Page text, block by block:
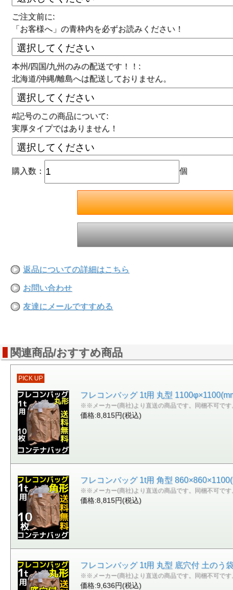
ご注文前に:
「お客様へ」の青枠内を必ずお読みください！
本州/四国/九州のみの配送です！！:
北海道/沖縄/離島へは配送しておりません。
#記号のこの商品について:
実厚タイプではありません！
購入数： 個
返品についての詳細はこちら
お問い合わせ
友達にメールですすめる
関連商品/おすすめ商品
PICK UP
フレコンバッグ 1t用 丸型
※※メーカー(商社)より直送の商品です。同梱不可です
価格:8,815円(税込)
フレコンバッグ 1t用 角型
※※メーカー(商社)より直送の商品です。同梱不可です
価格:8,815円(税込)
フレコンバッグ 1t用 丸型 底穴付 土のう
※※メーカー(商社)より直送の商品です。同梱不可です
価格:9,636円(税込)